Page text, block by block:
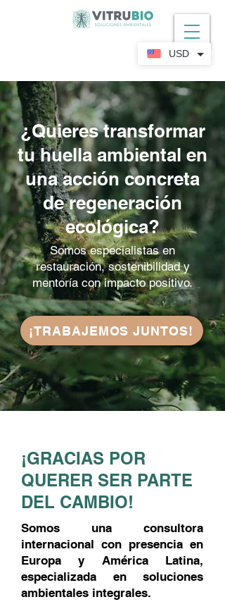
¿Quieres transformar
tu huella ambiental en
una acción concreta
de regeneración
ecológica?
Somos especialistas en
restauración, sostenibilidad y
mentoría con impacto positivo.
¡TRABAJEMOS JUNTOS!
¡GRACIAS POR
QUERER SER PARTE
DEL CAMBIO!
Somos una consultora
internacional con presencia en
Europa y América Latina,
especializada en soluciones
ambientales integrales.
USD